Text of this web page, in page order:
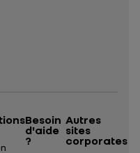
Besoin
d'aide
?
Autres
sites
corporates